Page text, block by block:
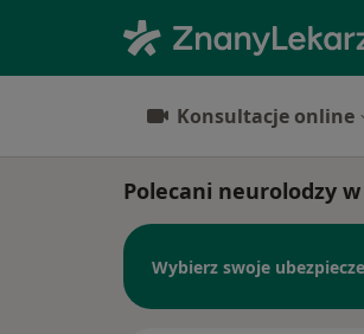
Konsultacje online
Polecani neurolodzy
Wybierz swoje